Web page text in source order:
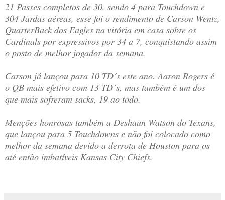
21 Passes completos de 30, sendo 4 para Touchdown e
304 Jardas aéreas, esse foi o rendimento de Carson Wentz,
QuarterBack dos Eagles na vitória em casa sobre os
Cardinals por expressivos por 34 a 7, conquistando assim
o posto de melhor jogador da semana.
Carson já lançou para 10 TD´s este ano. Aaron Rogers é
o QB mais efetivo com 13 TD´s, mas também é um dos
que mais sofreram sacks, 19 ao todo.
Menções honrosas também a Deshaun Watson do Texans,
que lançou para 5 Touchdowns e não foi colocado como
melhor da semana devido a derrota de Houston para os
até então imbatíveis Kansas City Chiefs.